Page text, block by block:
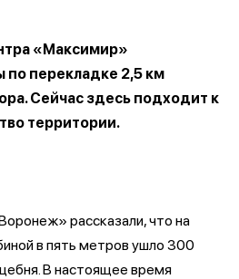
«Максимир»
по перекладке 2,5 км
Сейчас здесь подходит к
территории.
рассказали, что на
в пять метров ушло 300
В настоящее время